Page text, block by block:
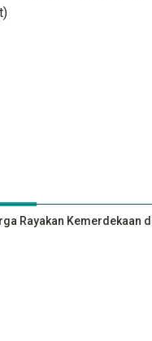
Rayakan Kemerdekaan